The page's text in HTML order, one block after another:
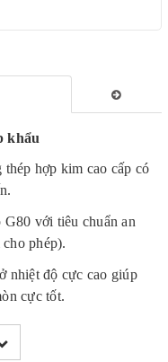
khẩu
hợp kim cao cấp có
G80 với tiêu chuẩn an
phép).
nhiệt độ cực cao giúp
cực tốt.
xích có thể làm
mà không bị ăn mòn.